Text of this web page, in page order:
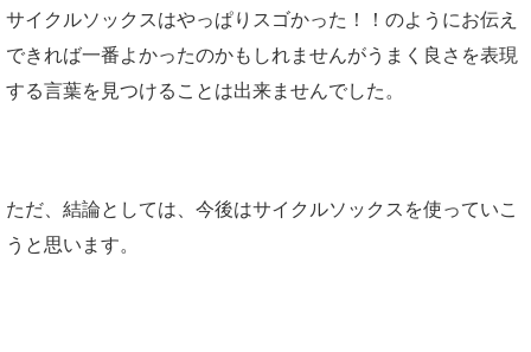
サイクルソックスはやっぱりスゴかった！！のようにお伝え
できれば一番よかったのかもしれませんがうまく良さを表現
する言葉を見つけることは出来ませんでした。
ただ、結論としては、今後はサイクルソックスを使っていこ
うと思います。